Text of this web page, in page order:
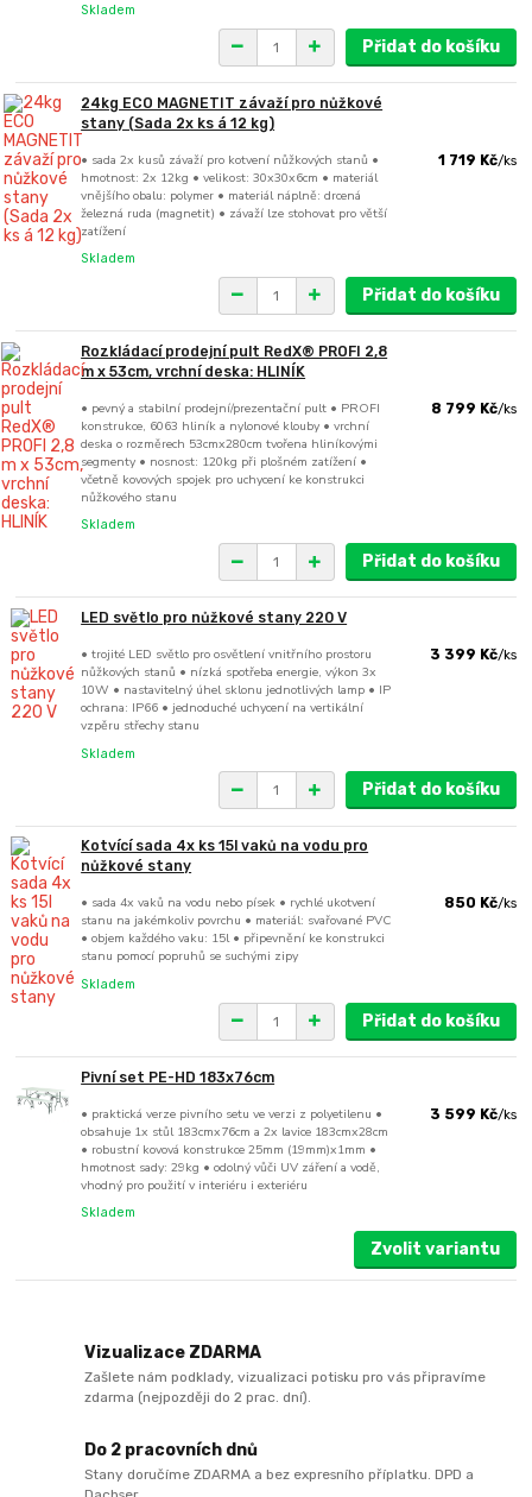
Skladem
Přidat do košíku
24kg ECO MAGNETIT závaží pro nůžkové
stany (Sada 2x ks á 12 kg)
• sada 2x kusů závaží pro kotvení nůžkových stanů •
hmotnost: 2x 12kg • velikost: 30x30x6cm • materiál
vnějšího obalu: polymer • materiál náplně: drcená
železná ruda (magnetit) • závaží lze stohovat pro větší
zatížení
1 719 Kč/ks
Skladem
Přidat do košíku
Rozkládací prodejní pult RedX® PROFI 2,8
m x 53cm, vrchní deska: HLINÍK
• pevný a stabilní prodejní/prezentační pult • PROFI
konstrukce, 6063 hliník a nylonové klouby • vrchní
deska o rozměrech 53cmx280cm tvořena hliníkovými
segmenty • nosnost: 120kg při plošném zatížení •
včetně kovových spojek pro uchycení ke konstrukci
nůžkového stanu
8 799 Kč/ks
Skladem
Přidat do košíku
LED světlo pro nůžkové stany 220 V
• trojité LED světlo pro osvětlení vnitřního prostoru
nůžkových stanů • nízká spotřeba energie, výkon 3x
10W • nastavitelný úhel sklonu jednotlivých lamp • IP
ochrana: IP66 • jednoduché uchycení na vertikální
vzpěru střechy stanu
3 399 Kč/ks
Skladem
Přidat do košíku
Kotvící sada 4x ks 15l vaků na vodu pro
nůžkové stany
• sada 4x vaků na vodu nebo písek • rychlé ukotvení
stanu na jakémkoliv povrchu • materiál: svařované PVC
• objem každého vaku: 15l • připevnění ke konstrukci
stanu pomocí popruhů se suchými zipy
850 Kč/ks
Skladem
Přidat do košíku
Pivní set PE-HD 183x76cm
• praktická verze pivního setu ve verzi z polyetilenu •
obsahuje 1x stůl 183cmx76cm a 2x lavice 183cmx28cm
• robustní kovová konstrukce 25mm (19mm)x1mm •
hmotnost sady: 29kg • odolný vůči UV záření a vodě,
vhodný pro použití v interiéru i exteriéru
3 599 Kč/ks
Skladem
Zvolit variantu
Vizualizace ZDARMA
Zašlete nám podklady, vizualizaci potisku pro vás připravíme
zdarma (nejpozději do 2 prac. dní).
Do 2 pracovních dnů
Stany doručíme ZDARMA a bez expresního příplatku. DPD a